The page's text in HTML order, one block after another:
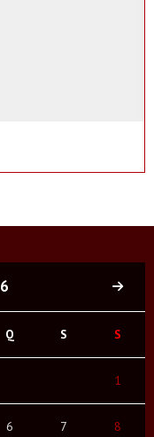
Bola
Q S S
1
6 7 8